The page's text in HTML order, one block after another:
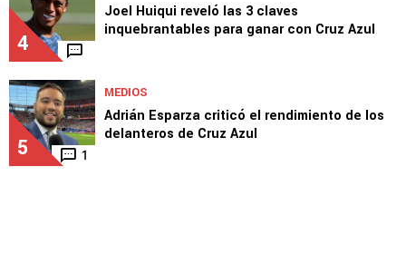
4
Joel Huiqui reveló las 3 claves
inquebrantables para ganar con Cruz Azul
5 1
MEDIOS
Adrián Esparza criticó el rendimiento de los
delanteros de Cruz Azul